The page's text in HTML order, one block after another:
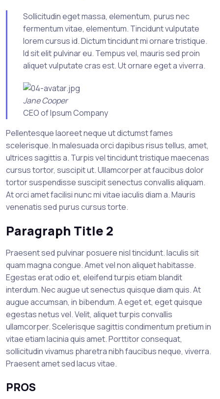
Sollicitudin eget massa, elementum, purus nec
fermentum vitae, elementum. Tincidunt vulputate
lorem cursus id. Dictum tincidunt mi ornare tristique.
Id sit elit pulvinar eu. Tempus vel, mauris sed proin
aliquet vulputate cras est. Ut ornare eget a viverra.
Jane Cooper
CEO of Ipsum Company
Pellentesque laoreet neque ut dictumst fames
scelerisque. In malesuada orci dapibus risus tellus, amet,
ultrices sagittis a. Turpis vel tincidunt tristique maecenas
cursus tortor, suscipit ut. Ullamcorper at faucibus dolor
tortor suspendisse suscipit senectus convallis aliquam.
At orci amet facilisi nunc mi vitae iaculis diam a. Mauris
venenatis sed purus cursus torte.
Paragraph Title 2
Praesent sed pulvinar posuere nisl tincidunt. Iaculis sit
quam magna congue. Amet vel non aliquet habitasse.
Egestas erat odio et, eleifend turpis etiam blandit
interdum. Nec augue ut senectus quisque diam quis. At
augue accumsan, in bibendum. A eget et, eget quisque
egestas netus vel. Velit, aliquet turpis convallis
ullamcorper. Scelerisque sagittis condimentum pretium in
vitae etiam lacinia quis amet. Porttitor consequat,
sollicitudin vivamus pharetra nibh faucibus neque, viverra.
Praesent amet sed lacus vitae.
PROS